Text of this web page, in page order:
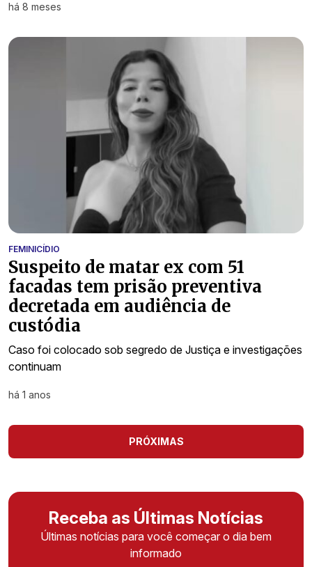
há 8 meses
FEMINICÍDIO
Suspeito de matar ex com 51
facadas tem prisão preventiva
decretada em audiência de
custódia
Caso foi colocado sob segredo de Justiça e investigações
continuam
há 1 anos
PRÓXIMAS
Receba as Últimas Notícias
Últimas notícias para você começar o dia bem
informado